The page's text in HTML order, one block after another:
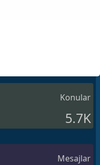
Konular
5.7K
Mesajlar